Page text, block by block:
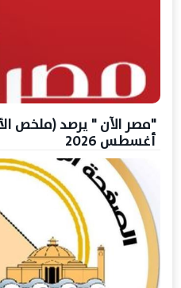
أغسطس 2026